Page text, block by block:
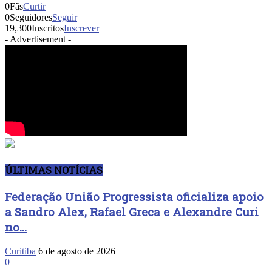
0FãsCurtir
0SeguidoresSeguir
19,300InscritosInscrever
- Advertisement -
ÚLTIMAS NOTÍCIAS
Federação União Progressista oficializa apoio
a Sandro Alex, Rafael Greca e Alexandre Curi
no...
Curitiba 6 de agosto de 2026
0